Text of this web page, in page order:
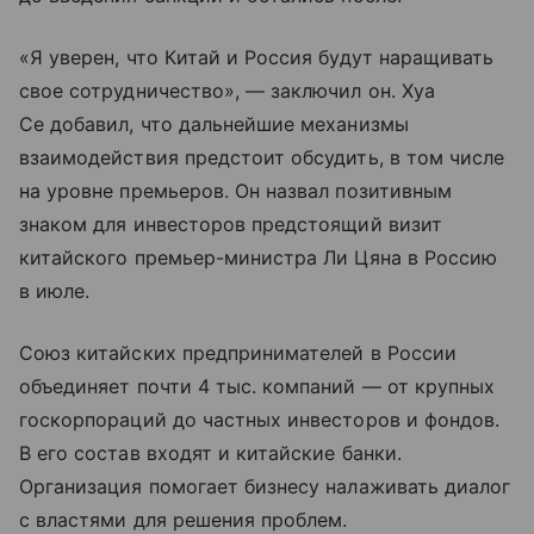
«Я уверен, что Китай и Россия будут наращивать
свое сотрудничество», — заключил он. Хуа
Се добавил, что дальнейшие механизмы
взаимодействия предстоит обсудить, в том числе
на уровне премьеров. Он назвал позитивным
знаком для инвесторов предстоящий визит
китайского премьер-министра Ли Цяна в Россию
в июле.
Союз китайских предпринимателей в России
объединяет почти 4 тыс. компаний — от крупных
госкорпораций до частных инвесторов и фондов.
В его состав входят и китайские банки.
Организация помогает бизнесу налаживать диалог
с властями для решения проблем.